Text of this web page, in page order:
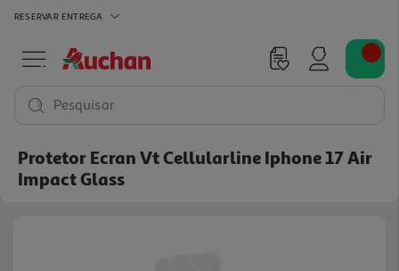
RESERVAR ENTREGA
Pesquisar
Protetor Ecran Vt Cellularline Iphone 17 Air
Impact Glass